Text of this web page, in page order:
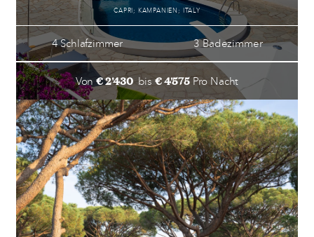
CAPRI; KAMPANIEN; ITALY
4 Schlafzimmer 3 Badezimmer
Von€ 2'430 bis€ 4'575Pro Nacht